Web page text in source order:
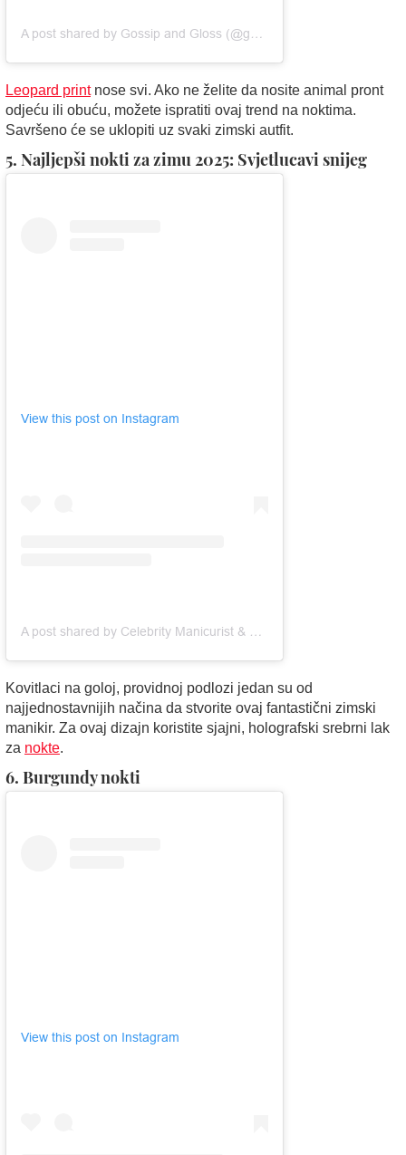
Leopard printnose svi. Ako ne želite da nosite animal pront
odjeću ili obuću, možete ispratiti ovaj trend na noktima.
Savršeno će se uklopiti uz svaki zimski autfit.
5. Najljepši nokti za zimu 2025: Svjetlucavi snijeg
View this post on Instagram
Kovitlaci na goloj, providnoj podlozi jedan su od
najjednostavnijih načina da stvorite ovaj fantastični zimski
manikir. Za ovaj dizajn koristite sjajni, holografski srebrni lak
za nokte.
6. Burgundy nokti
View this post on Instagram